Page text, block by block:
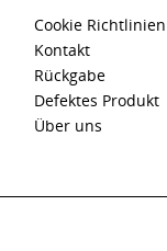
Cookie Richtlinien
Kontakt
Rückgabe
Defektes Produkt
Über uns